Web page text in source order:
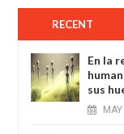
RECENT
En la
sus
MAY